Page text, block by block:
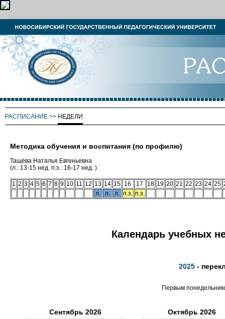
РАСПИСАНИЕ >> НЕДЕЛИ
Методика обучения и воспитания (по профилю)
Тащёва Наталья Евгеньевна
(л.: 13-15 нед. п.з.: 16-17 нед. )
1 2 3 4 5 6 7 8 9 10 11 12 13 14 15 16 17 18 19 20 21 22 23 24 25
л.
л. л. п.з. п.з.
Календарь учебных
2025 -
Первым
Сентябрь 2026 Октябрь 2026